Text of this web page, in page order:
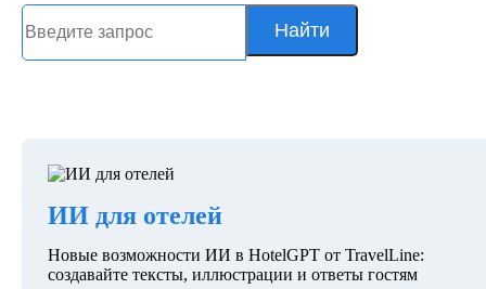
Найти
ИИ для отелей
Новые возможности ИИ в HotelGPT от TravelLine:
создавайте тексты, иллюстрации и ответы гостям